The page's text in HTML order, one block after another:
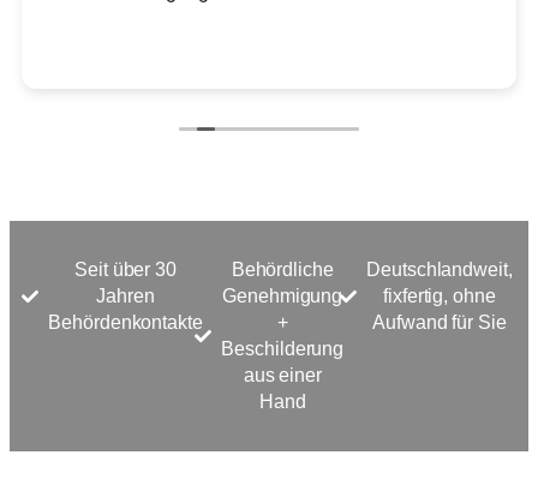
Seit über 30
Jahren
Behördenkontakte
Behördliche
Genehmigung
+
Beschilderung
aus einer
Hand
Deutschlandweit,
fixfertig, ohne
Aufwand für Sie